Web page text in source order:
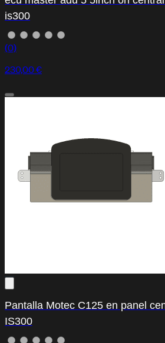
is300
(0)
230,00 €
Pantalla Motec C125 en panel
IS300